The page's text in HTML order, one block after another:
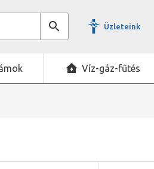
Üzleteink
Víz-gáz-fűtés